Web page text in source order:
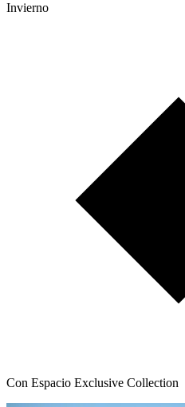
Invierno
Con Espacio Exclusive Collection